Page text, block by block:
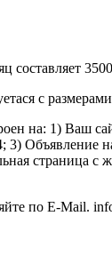
составляет
с
на: 1) Ваш
3) Объявление
страница с
по E-Mail.